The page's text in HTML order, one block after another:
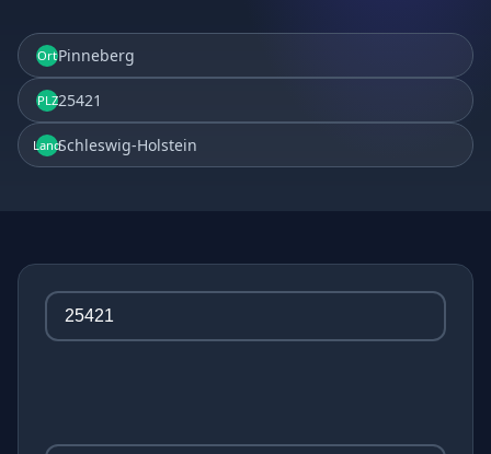
OrtPinneberg
PLZ25421
LandSchleswig-Holstein